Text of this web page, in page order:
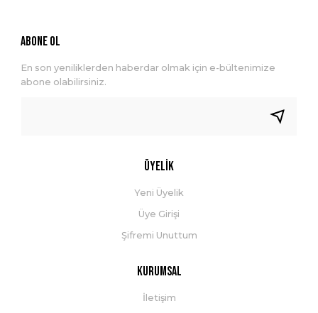
Üyelik
Yeni Üyelik
Üye Girişi
Şifremi Unuttum
Kurumsal
İletişim
ABONE OL
En son yeniliklerden haberdar olmak için e-bültenimize
abone olabilirsiniz.